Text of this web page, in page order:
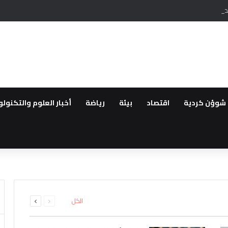
الكرديين اوجلان ودميرتاش من السجون التركية
شوؤن كردية اقتصاد بيئة رياضة أخبار العلوم
في جمعية خيرية مقرها
من أهالي الحسكة
غد أول قافلة عودة لمهجري
ورقتها المقاتلين الاجانب
يخلي نقاط عسكرية تابعة
الكل الصفحةالصفحة